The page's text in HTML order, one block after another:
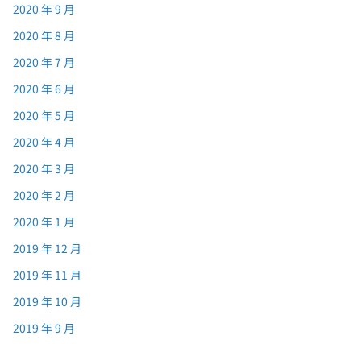
2020 年 9 月
2020 年 8 月
2020 年 7 月
2020 年 6 月
2020 年 5 月
2020 年 4 月
2020 年 3 月
2020 年 2 月
2020 年 1 月
2019 年 12 月
2019 年 11 月
2019 年 10 月
2019 年 9 月